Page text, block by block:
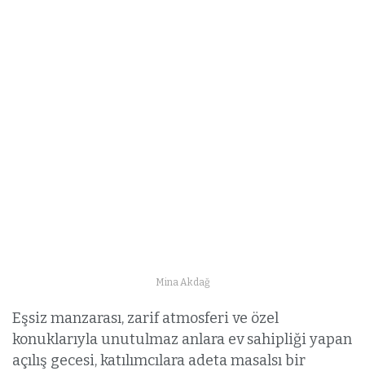
Mina Akdağ
Eşsiz manzarası, zarif atmosferi ve özel
konuklarıyla unutulmaz anlara ev sahipliği yapan
açılış gecesi, katılımcılara adeta masalsı bir